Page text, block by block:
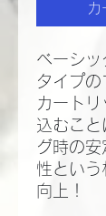
カ
ベーシッ
タイプ
カート
込むこと
グ時の
性という
向上！